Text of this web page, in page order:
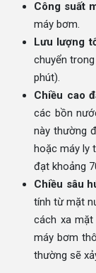
Công suất
máy bơm.
Lưu lượng
chuyển
phút).
Chiều cao
các bồn
này thường
hoặc máy ly
đạt khoảng
Chiều sâu
tính từ mặt
cách xa
máy bơm
thường sẽ